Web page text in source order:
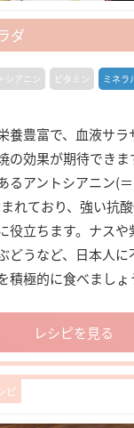
ダ
シアニン ビタミン ミネラ
養豊富で、血液サ
の効果が期待できま
るアントシアニン(
れており、強い抗
役立ちます。ナスや
どうなど、日本人
積極的に食べましょ
レシピを見る
ピ